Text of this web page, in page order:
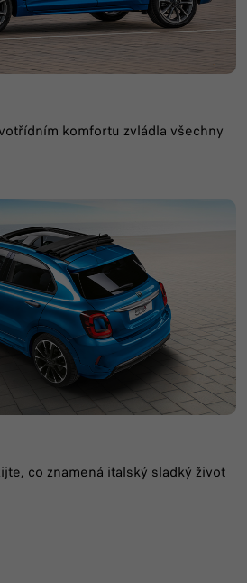
komfortu zvládla všechny
co znamená italský sladký život